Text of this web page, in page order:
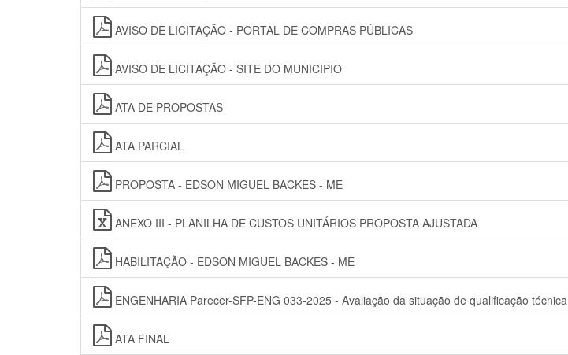
AVISO DE LICITAÇÃO - PORTAL DE COMPRAS PÚBLICAS
AVISO DE LICITAÇÃO - SITE DO MUNICIPIO
ATA DE PROPOSTAS
ATA PARCIAL
PROPOSTA - EDSON MIGUEL BACKES - ME
ANEXO III - PLANILHA DE CUSTOS UNITÁRIOS PROPOSTA AJUSTADA
HABILITAÇÃO - EDSON MIGUEL BACKES - ME
ENGENHARIA Parecer-SFP-ENG 033-2025 - Avaliação da situação de qualificação técnica
ATA FINAL